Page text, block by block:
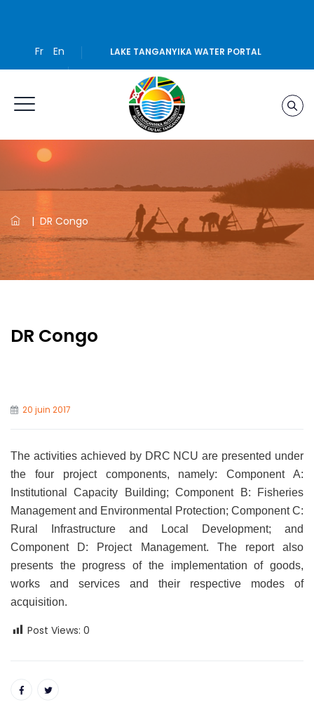
Fr En LAKE TANGANYIKA WATER PORTAL
| DR Congo
DR Congo
20 juin 2017
The activities achieved by DRC NCU are presented under
the four project components, namely: Component A:
Institutional Capacity Building; Component B: Fisheries
Management and Environmental Protection; Component C:
Rural Infrastructure and Local Development; and
Component D: Project Management. The report also
presents the progress of the implementation of goods,
works and services and their respective modes of
acquisition.
Post Views: 0